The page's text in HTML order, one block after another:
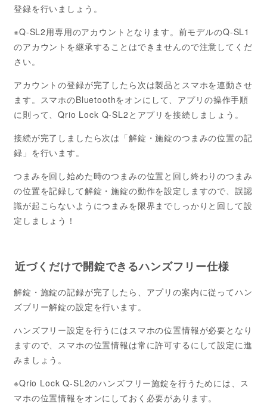
登録を行いましょう。
※Q-SL2用専用のアカウントとなります。前モデルのQ-SL1
のアカウントを継承することはできませんので注意してくだ
さい。
アカウントの登録が完了したら次は製品とスマホを連動させ
ます。スマホのBluetoothをオンにして、アプリの操作手順
に則って、Qrio Lock Q-SL2とアプリを接続しましょう。
接続が完了しましたら次は「解錠・施錠のつまみの位置の記
録」を行います。
つまみを回し始めた時のつまみの位置と回し終わりのつまみ
の位置を記録して解錠・施錠の動作を設定しますので、誤認
識が起こらないようにつまみを限界までしっかりと回して設
定しましょう！
近づくだけで開錠できるハンズフリー仕様
解錠・施錠の記録が完了したら、アプリの案内に従ってハン
ズブリー解錠の設定を行います。
ハンズフリー設定を行うにはスマホの位置情報が必要となり
ますので、スマホの位置情報は常に許可するにして設定に進
みましょう。
※Qrio Lock Q-SL2のハンズフリー施錠を行うためには、ス
マホの位置情報をオンにしておく必要があります。